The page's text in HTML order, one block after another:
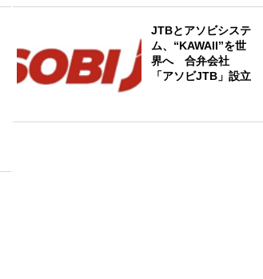
JTBとアソビシステ
ム、“KAWAII”を世
界へ 合弁会社
「アソビJTB」設立